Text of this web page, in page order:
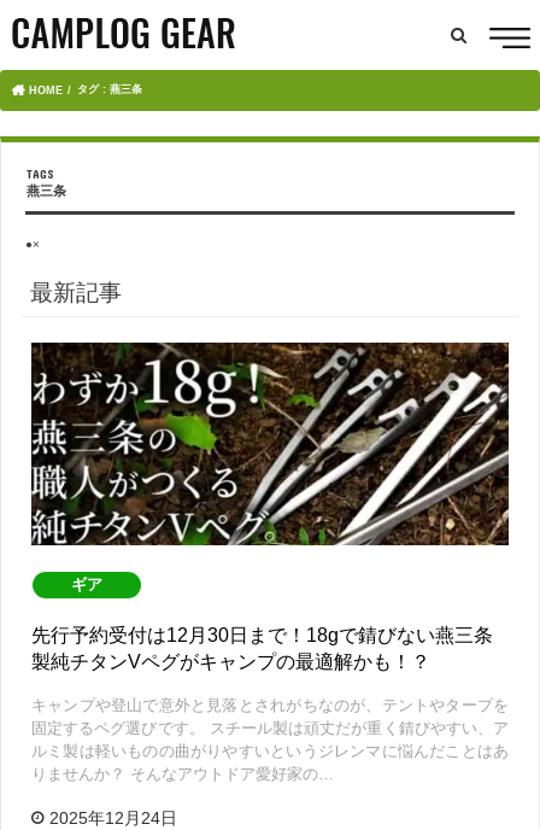
HOME タグ : 燕三条
燕三条
●×
最新記事
ギア
先行予約受付は12月30日まで！18gで錆びない燕三条
製純チタンVペグがキャンプの最適解かも！？
キャンプや登山で意外と見落とされがちなのが、テントやタープを
固定するペグ選びです。 スチール製は頑丈だが重く錆びやすい、ア
ルミ製は軽いものの曲がりやすいというジレンマに悩んだことはあ
りませんか？ そんなアウトドア愛好家の…
2025年12月24日